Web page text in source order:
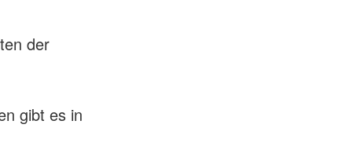
der
gibt es in